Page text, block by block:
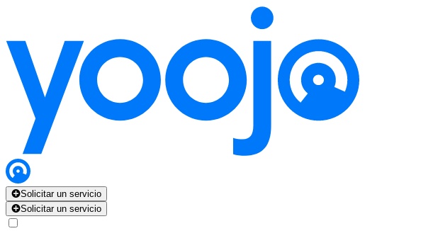
Solicitar un servicio
Solicitar un servicio